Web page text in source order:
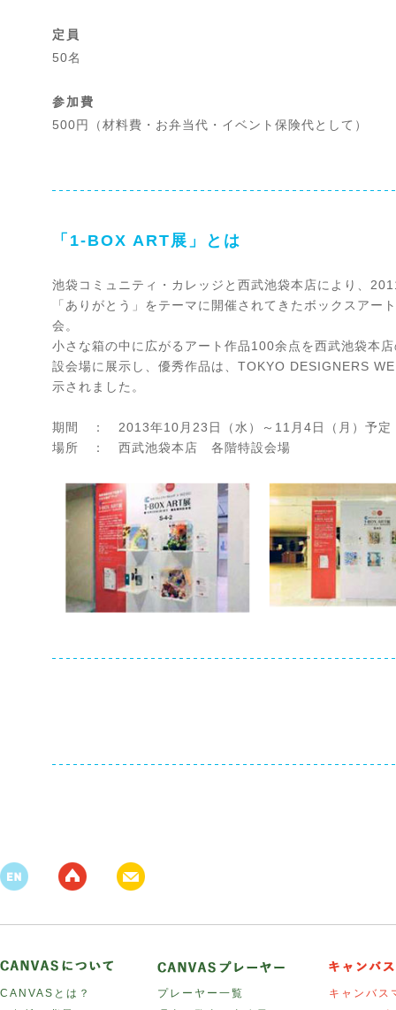
定員
50名
参加費
500円（材料費・お弁当代・イベント保険代として）
「1-BOX ART展」とは
池袋コミュニティ・カレッジと西武池袋本店により、
「ありがとう」をテーマに開催されてきたボックスアー
会。
小さな箱の中に広がるアート作品100余点を西武池袋本
設会場に展示し、優秀作品は、TOKYO DESIGNERS
示されました。
期間 ： 2013年10月23日（水）～11月4日（月）予定
場所 ： 西武池袋本店 各階特設会場
CANVASとは？
プレーヤー一覧
キャンバス